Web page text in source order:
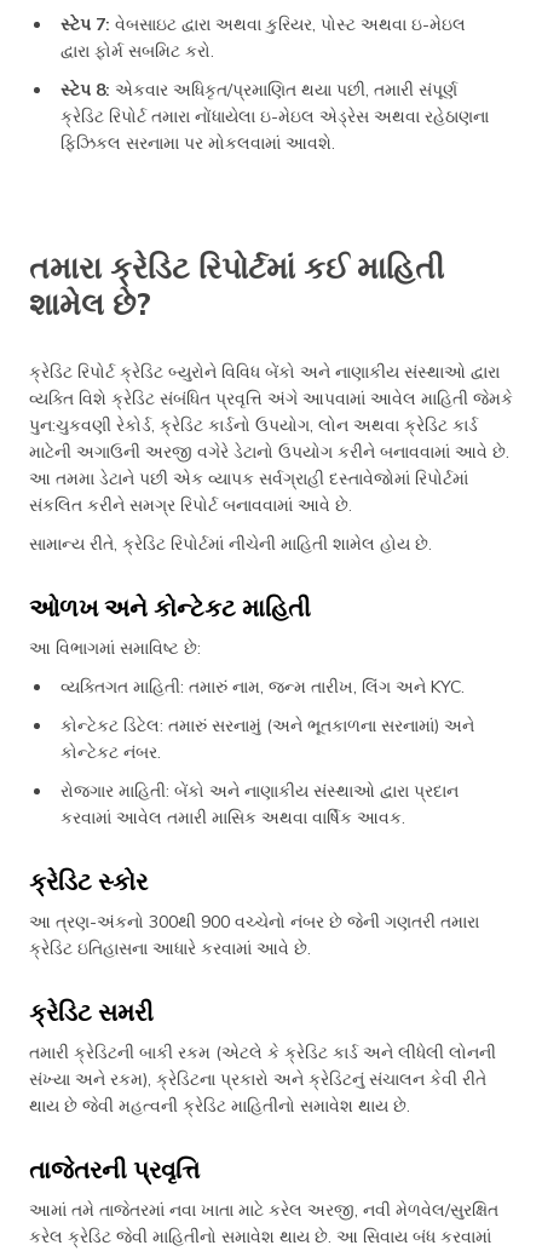
સ્ટેપ 7: વેબસાઇટ દ્વારા અથવા કુરિયર, પોસ્ટ અથવા ઇ-મેઇલ
દ્વારા ફોર્મ સબમિટ કરો.
સ્ટેપ 8: એકવાર અધિકૃત/પ્રમાણિત થયા પછી, તમારી સંપૂર્ણ
ક્રેડિટ રિપોર્ટ તમારા નોંધાયેલા ઇ-મેઇલ એડ્રેસ અથવા રહેઠાણના
ફિઝિકલ સરનામા પર મોકલવામાં આવશે.
તમારા ક્રેડિટ રિપોર્ટમાં કઈ માહિતી
શામેલ છે?
ક્રેડિટ રિપોર્ટ ક્રેડિટ બ્યુરોને વિવિધ બેંકો અને નાણાકીય સંસ્થાઓ દ્વારા
વ્યક્તિ વિશે ક્રેડિટ સંબંધિત પ્રવૃત્તિ અંગે આપવામાં આવેલ માહિતી જેમકે
પુન:ચુકવણી રેકોર્ડ, ક્રેડિટ કાર્ડનો ઉપયોગ, લોન અથવા ક્રેડિટ કાર્ડ
માટેની અગાઉની અરજી વગેરે ડેટાનો ઉપયોગ કરીને બનાવવામાં આવે છે.
આ તમમા ડેટાને પછી એક વ્યાપક સર્વગ્રાહી દસ્તાવેજોમાં રિપોર્ટમાં
સંકલિત કરીને સમગ્ર રિપોર્ટ બનાવવામાં આવે છે.
સામાન્ય રીતે, ક્રેડિટ રિપોર્ટમાં નીચેની માહિતી શામેલ હોય છે.
ઓળખ અને કોન્ટેકટ માહિતી
આ વિભાગમાં સમાવિષ્ટ છે:
વ્યક્તિગત માહિતી: તમારું નામ, જન્મ તારીખ, લિંગ અને KYC.
કોન્ટેકટ ડિટેલ: તમારું સરનામું (અને ભૂતકાળના સરનામાં) અને
કોન્ટેકટ નંબર.
રોજગાર માહિતી: બેંકો અને નાણાકીય સંસ્થાઓ દ્વારા પ્રદાન
કરવામાં આવેલ તમારી માસિક અથવા વાર્ષિક આવક.
ક્રેડિટ સ્કોર
આ ત્રણ-અંકનો 300થી 900 વચ્ચેનો નંબર છે જેની ગણતરી તમારા
ક્રેડિટ ઇતિહાસના આધારે કરવામાં આવે છે.
ક્રેડિટ સમરી
તમારી ક્રેડિટની બાકી રકમ (એટલે કે ક્રેડિટ કાર્ડ અને લીધેલી લોનની
સંખ્યા અને રકમ), ક્રેડિટના પ્રકારો અને ક્રેડિટનું સંચાલન કેવી રીતે
થાય છે જેવી મહત્વની ક્રેડિટ માહિતીનો સમાવેશ થાય છે.
તાજેતરની પ્રવૃત્તિ
આમાં તમે તાજેતરમાં નવા ખાતા માટે કરેલ અરજી, નવી મેળવેલ/સુરક્ષિત
કરેલ ક્રેડિટ જેવી માહિતીનો સમાવેશ થાય છે. આ સિવાય બંધ કરવામાં